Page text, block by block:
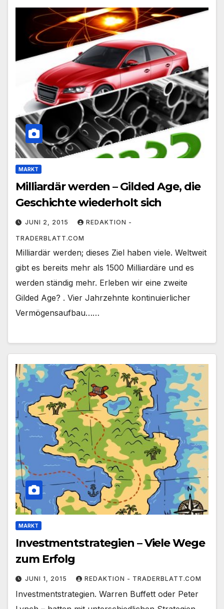
MARKT
Milliardär werden – Gilded Age, die
Geschichte wiederholt sich
JUNI 2, 2015 REDAKTION -
TRADERBLATT.COM
Milliardär werden; dieses Ziel haben viele. Weltweit
gibt es bereits mehr als 1500 Milliardäre und es
werden ständig mehr. Erleben wir eine zweite
Gilded Age? . Vier Jahrzehnte kontinuierlicher
Vermögensaufbau……
MARKT
Investmentstrategien – Viele Wege
zum Erfolg
JUNI 1, 2015 REDAKTION - TRADERBLATT.COM
Investmentstrategien. Warren Buffett oder Peter